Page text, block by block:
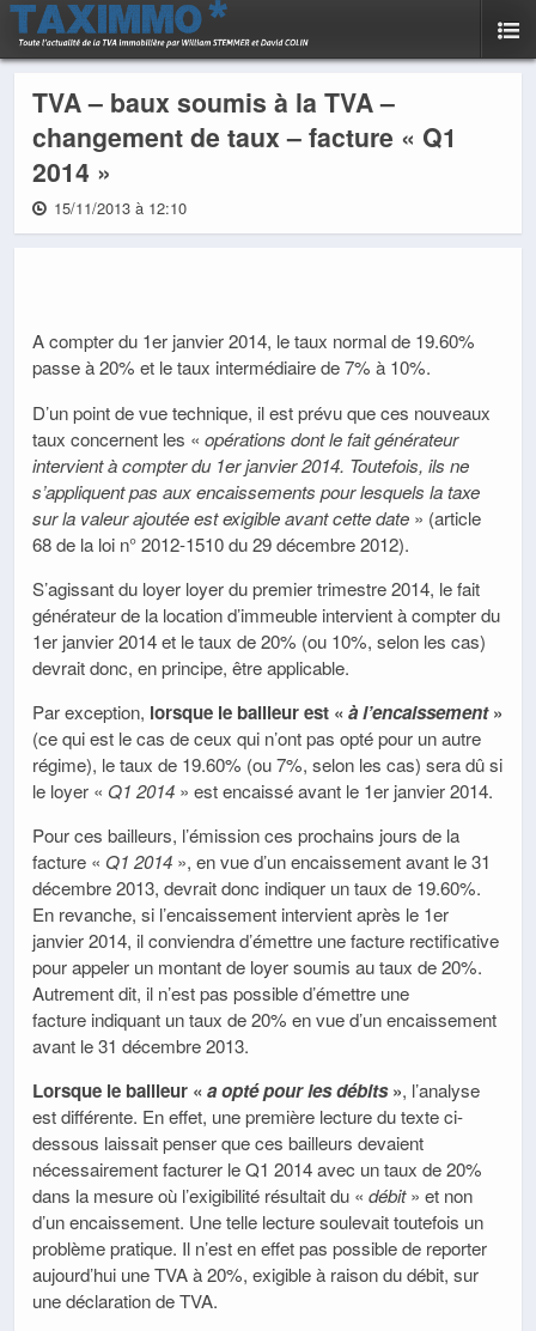
TVA – baux soumis à la TVA –
changement de taux – facture « Q1
2014 »
15/11/2013 à 12:10
A compter du 1er janvier 2014, le taux normal de 19.60%
passe à 20% et le taux intermédiaire de 7% à 10%.
D’un point de vue technique, il est prévu que ces nouveaux
taux concernent les « opérations dont le fait générateur
intervient à compter du 1er janvier 2014. Toutefois, ils ne
s’appliquent pas aux encaissements pour lesquels la taxe
sur la valeur ajoutée est exigible avant cette date » (article
68 de la loi n° 2012-1510 du 29 décembre 2012).
S’agissant du loyer loyer du premier trimestre 2014, le fait
générateur de la location d’immeuble intervient à compter du
1er janvier 2014 et le taux de 20% (ou 10%, selon les cas)
devrait donc, en principe, être applicable.
Par exception, lorsque le bailleur est « à l’encaissement»
(ce qui est le cas de ceux qui n’ont pas opté pour un autre
régime), le taux de 19.60% (ou 7%, selon les cas) sera dû si
le loyer « Q1 2014 » est encaissé avant le 1er janvier 2014.
Pour ces bailleurs, l’émission ces prochains jours de la
facture « Q1 2014 », en vue d’un encaissement avant le 31
décembre 2013, devrait donc indiquer un taux de 19.60%.
En revanche, si l’encaissement intervient après le 1er
janvier 2014, il conviendra d’émettre une facture rectificative
pour appeler un montant de loyer soumis au taux de 20%.
Autrement dit, il n’est pas possible d’émettre une
facture indiquant un taux de 20% en vue d’un encaissement
avant le 31 décembre 2013.
Lorsque le bailleur « a opté pour les débits», l’analyse
est différente. En effet, une première lecture du texte ci-
dessous laissait penser que ces bailleurs devaient
nécessairement facturer le Q1 2014 avec un taux de 20%
dans la mesure où l’exigibilité résultait du « débit» et non
d’un encaissement. Une telle lecture soulevait toutefois un
problème pratique. Il n’est en effet pas possible de reporter
aujourd’hui une TVA à 20%, exigible à raison du débit, sur
une déclaration de TVA.